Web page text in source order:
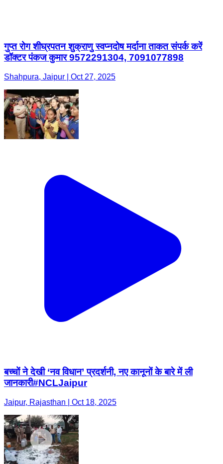
गुप्त रोग शीघ्रपतन शुक्राणु स्वप्नदोष मर्दाना ताकत संपर्क करें
डॉक्टर पंकज कुमार 9572291304, 7091077898
Shahpura, Jaipur | Oct 27, 2025
बच्चों ने देखी ‘नव विधान’ प्रदर्शनी, नए कानूनों के बारे में ली
जानकारी#NCLJaipur
Jaipur, Rajasthan | Oct 18, 2025